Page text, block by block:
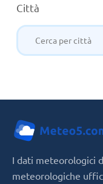
Città
I dati meteorologici
meteorologiche